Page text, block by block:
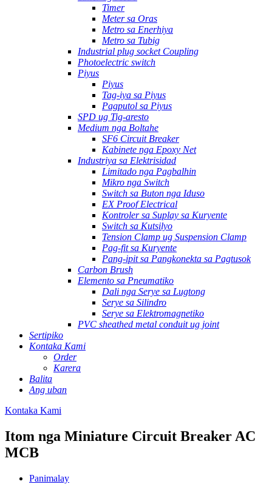
Timer
Meter sa Oras
Metro sa Enerhiya
Metro sa Tubig
Industrial plug socket Coupling
Photoelectric switch
Piyus
Piyus
Tag-iya sa Piyus
Pagputol sa Piyus
SPD ug Tig-aresto
Medium nga Boltahe
SF6 Circuit Breaker
Kabinete nga Epoxy Net
Industriya sa Elektrisidad
Limitado nga Pagbalhin
Mikro nga Switch
Switch sa Buton nga Iduso
EX Proof Electrical
Kontroler sa Suplay sa Kuryente
Switch sa Kutsilyo
Tension Clamp ug Suspension Clamp
Pag-fit sa Kuryente
Pang-ipit sa Pangkonekta sa Pagtusok
Carbon Brush
Elemento sa Pneumatiko
Dali nga Serye sa Lugtong
Serye sa Silindro
Serye sa Elektromagnetiko
PVC sheathed metal conduit ug joint
Sertipiko
Kontaka Kami
Order
Karera
Balita
Ang uban
Kontaka Kami
Itom nga Miniature Circuit Breaker AC
MCB
Panimalay